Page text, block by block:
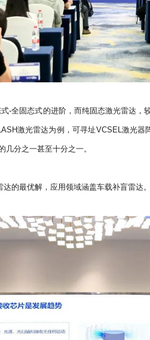
-全固态式的进阶，而纯固态激光雷达，
激光雷达为例，可寻址VCSEL激光
分之一甚至十分之一。
的最优解，应用领域涵盖车载补盲雷达。